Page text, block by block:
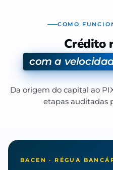
COMO
Crédito
com a
Da origem do capital ao
etapas auditadas
BACEN · RÉGUA